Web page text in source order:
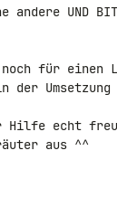
UND
für einen
der
Hilfe echt
aus ^^